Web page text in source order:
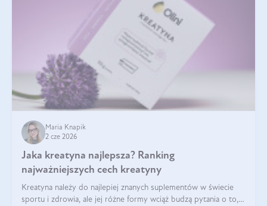
Maria Knapik
2 cze 2026
Jaka kreatyna najlepsza? Ranking
najważniejszych cech kreatyny
Kreatyna należy do najlepiej znanych suplementów w świecie
sportu i zdrowia, ale jej różne formy wciąż budzą pytania o to,